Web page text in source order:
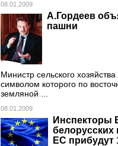
08.01.2009
А.Гордеев
пашни
Министр сельского
символом которого по
земляной ...
08.01.2009
Инспекторы
белорусских
ЕС прибудут